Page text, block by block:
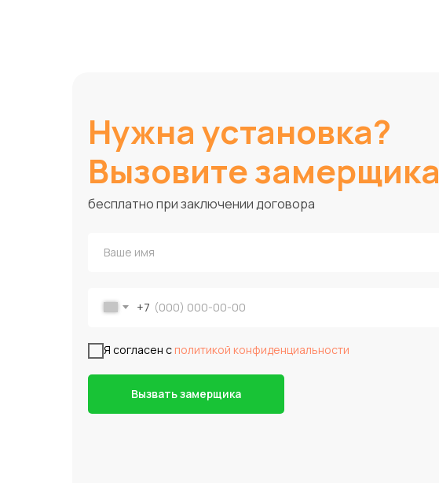
Нужна установка?
Вызовите замерщика
+7
Я согласен с политикой конфиденциальности
Вызвать замерщика
бесплатно при заключении договора